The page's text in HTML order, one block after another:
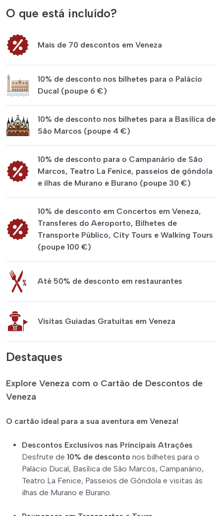
O que está incluído?
Mais de 70 descontos em Veneza
10% de desconto nos bilhetes para o Palácio
Ducal (poupe 6 €)
10% de desconto nos bilhetes para a Basílica de
São Marcos (poupe 4 €)
10% de desconto para o Campanário de São
Marcos, Teatro La Fenice, passeios de gôndola
e ilhas de Murano e Burano (poupe 30 €)
10% de desconto em Concertos em Veneza,
Transferes do Aeroporto, Bilhetes de
Transporte Público, City Tours e Walking Tours
(poupe 100 €)
Até 50% de desconto em restaurantes
Visitas Guiadas Gratuitas em Veneza
Destaques
Explore Veneza com o Cartão de Descontos de
Veneza
O cartão ideal para a sua aventura em Veneza!
Descontos Exclusivos nas Principais Atrações
Desfrute de 10% de desconto nos bilhetes para o
Palácio Ducal, Basílica de São Marcos, Campanário,
Teatro La Fenice, Passeios de Gôndola e visitas às
ilhas de Murano e Burano.